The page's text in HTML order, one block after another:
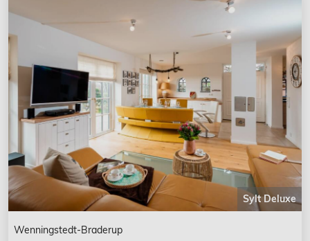
Sylt Deluxe
Wenningstedt-Braderup